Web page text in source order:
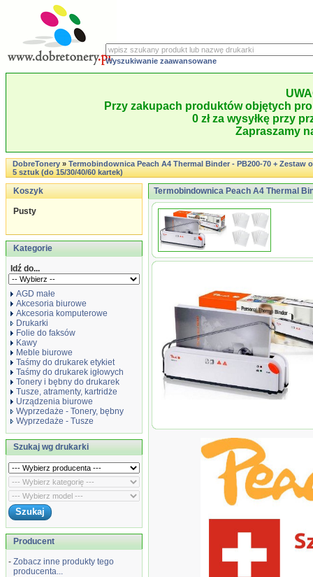
Wyszukiwanie zaawansowane
Przy zakupach produktów objętych
0 zł za wysyłkę przy
Zapraszamy
DobreTonery»Termobindownica Peach A4 Thermal Binder - PB200-70 + Zestaw
5 sztuk (do 15/30/40/60 kartek)
Koszyk
Pusty
Kategorie
Idź do...
AGD małe
Akcesoria biurowe
Akcesoria komputerowe
Drukarki
Folie do faksów
Kawy
Meble biurowe
Taśmy do drukarek etykiet
Taśmy do drukarek igłowych
Tonery i bębny do drukarek
Tusze, atramenty, kartridże
Urządzenia biurowe
Wyprzedaże - Tonery, bębny
Wyprzedaże - Tusze
Szukaj wg drukarki
Producent
- Zobacz inne produkty tego
producenta...
Termobindownica Peach A4 Thermal